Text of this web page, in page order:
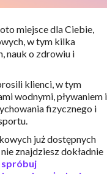
miejsce dla Ciebie,
w tym kilka
nauk o zdrowiu i
klienci, w tym
wodnymi, pływaniem i
fizycznego i
już dostępnych
znajdziesz dokładnie
spróbuj